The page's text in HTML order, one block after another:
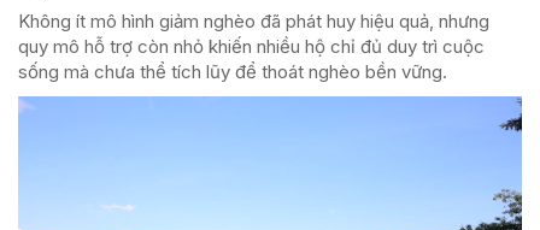
Không ít mô hình giảm nghèo đã phát huy hiệu quả, nhưng
quy mô hỗ trợ còn nhỏ khiến nhiều hộ chỉ đủ duy trì cuộc
sống mà chưa thể tích lũy để thoát nghèo bền vững.